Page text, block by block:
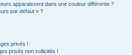
apparaissent dans une couleur différente ?
par défaut » ?
privés !
privés non sollicités !